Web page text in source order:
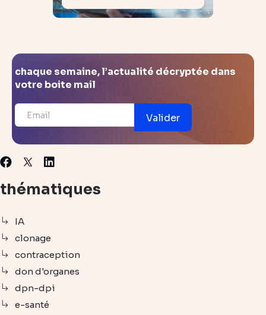
chaque semaine, l’actualité décryptée dans
votre boite mail
Valider
Facebook
X Linkedin
thématiques
IA
clonage
contraception
don d'organes
dpn-dpi
e-santé